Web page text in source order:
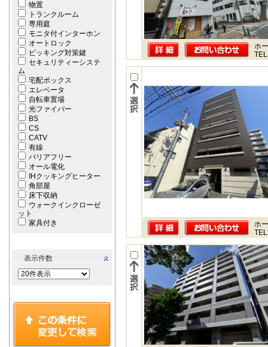
物置
トランクルーム
専用庭
モニタ付インターホン
オートロック
ピッキング対策鍵
セキュリティーシステ
ム
宅配ボックス
エレベータ
自転車置場
光ファイバー
BS
CS
CATV
有線
バリアフリー
オール電化
IHクッキングヒーター
角部屋
床下収納
ウォークインクローゼ
ット
家具付き
表示件数
ホ
ホ